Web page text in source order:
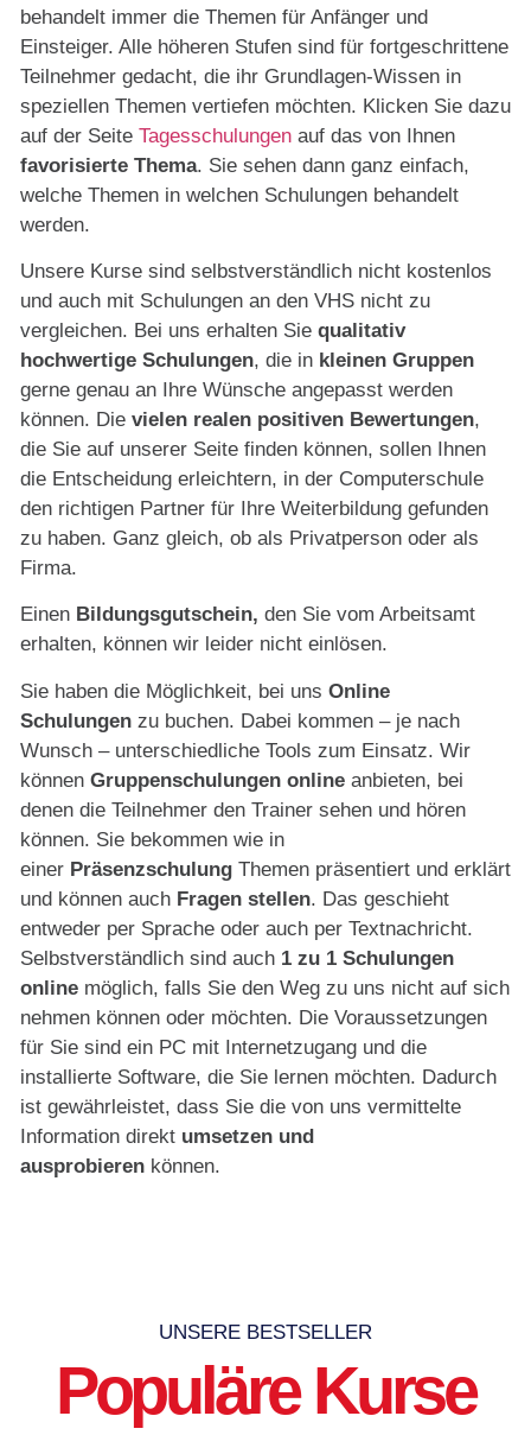
behandelt immer die Themen für Anfänger und
Einsteiger. Alle höheren Stufen sind für fortgeschrittene
Teilnehmer gedacht, die ihr Grundlagen-Wissen in
speziellen Themen vertiefen möchten. Klicken Sie dazu
auf der Seite Tagesschulungen auf das von Ihnen
favorisierte Thema. Sie sehen dann ganz einfach,
welche Themen in welchen Schulungen behandelt
werden.
Unsere Kurse sind selbstverständlich nicht kostenlos
und auch mit Schulungen an den VHS nicht zu
vergleichen. Bei uns erhalten Sie qualitativ
hochwertige Schulungen, die in kleinen Gruppen
gerne genau an Ihre Wünsche angepasst werden
können. Die vielen realen positiven Bewertungen,
die Sie auf unserer Seite finden können, sollen Ihnen
die Entscheidung erleichtern, in der Computerschule
den richtigen Partner für Ihre Weiterbildung gefunden
zu haben. Ganz gleich, ob als Privatperson oder als
Firma.
Einen Bildungsgutschein, den Sie vom Arbeitsamt
erhalten, können wir leider nicht einlösen.
Sie haben die Möglichkeit, bei uns Online
Schulungen zu buchen. Dabei kommen – je nach
Wunsch – unterschiedliche Tools zum Einsatz. Wir
können Gruppenschulungen online anbieten, bei
denen die Teilnehmer den Trainer sehen und hören
können. Sie bekommen wie in
einer Präsenzschulung Themen präsentiert und erklärt
und können auch Fragen stellen. Das geschieht
entweder per Sprache oder auch per Textnachricht.
Selbstverständlich sind auch 1 zu 1 Schulungen
online möglich, falls Sie den Weg zu uns nicht auf sich
nehmen können oder möchten. Die Voraussetzungen
für Sie sind ein PC mit Internetzugang und die
installierte Software, die Sie lernen möchten. Dadurch
ist gewährleistet, dass Sie die von uns vermittelte
Information direkt umsetzen und
ausprobieren können.
UNSERE BESTSELLER
Populäre Kurse